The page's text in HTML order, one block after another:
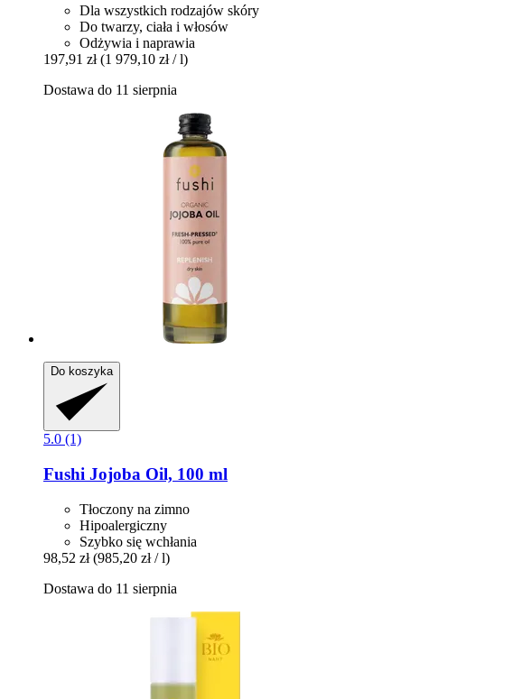
Dla wszystkich rodzajów skóry
Do twarzy, ciała i włosów
Odżywia i naprawia
197,91 zł (1 979,10 zł / l)
Dostawa do 11 sierpnia
Do koszyka
5.0 (1)
Fushi Jojoba Oil, 100 ml
Tłoczony na zimno
Hipoalergiczny
Szybko się wchłania
98,52 zł (985,20 zł / l)
Dostawa do 11 sierpnia